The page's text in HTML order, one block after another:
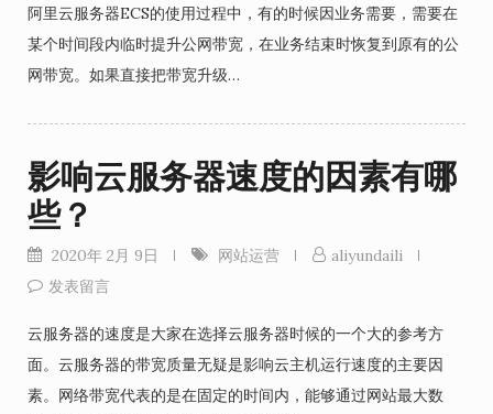
阿里云服务器ECS的使用过程中，有的时候因业务需要，需要在
某个时间段内临时提升公网带宽，在业务结束时恢复到原有的公
网带宽。如果直接把带宽升级…
影响云服务器速度的因素有哪
些？
2020年 2月 9日 网站运营
aliyundaili
发表留言
云服务器的速度是大家在选择云服务器时候的一个大的参考方
面。云服务器的带宽质量无疑是影响云主机运行速度的主要因
素。网络带宽代表的是在固定的时间内，能够通过网站最大数